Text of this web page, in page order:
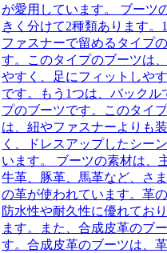
が愛用しています。 ブーツ
きく分けて2種類あります。
ファスナーで留めるタイプ
す。このタイプのブーツは
やすく、足にフィットしや
です。もう1つは、バックル
プのブーツです。このタイ
は、紐やファスナーよりも
く、ドレスアップしたシー
います。 ブーツの素材は、
牛革、豚革、馬革など、さ
の革が使われています。革の
防水性や耐久性に優れてお
ます。また、合成皮革のブ
す。合成皮革のブーツは、